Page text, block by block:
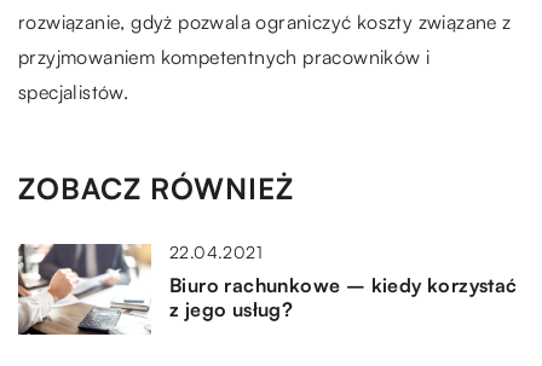
rozwiązanie, gdyż pozwala ograniczyć koszty związane z
przyjmowaniem kompetentnych pracowników i
specjalistów.
ZOBACZ RÓWNIEŻ
22.04.2021
Biuro rachunkowe – kiedy korzystać
z jego usług?